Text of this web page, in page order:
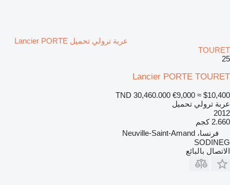
عربة ترولي تحميل Lancier PORTE
TOURET
25
Lancier PORTE TOURET
TND 30,460.000 €9,000 ≈ $10,400
عربة ترولي تحميل
2012
2.660 كجم
فرنسا، Neuville-Saint-Amand
SODINEG
الاتصال بالبائع